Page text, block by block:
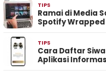
TIPS
Ramai di Media
Spotify Wrapped
TIPS
Cara Daftar
Aplikasi